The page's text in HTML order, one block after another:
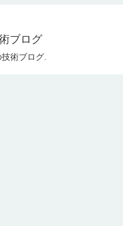
ブログ
術ブログ.